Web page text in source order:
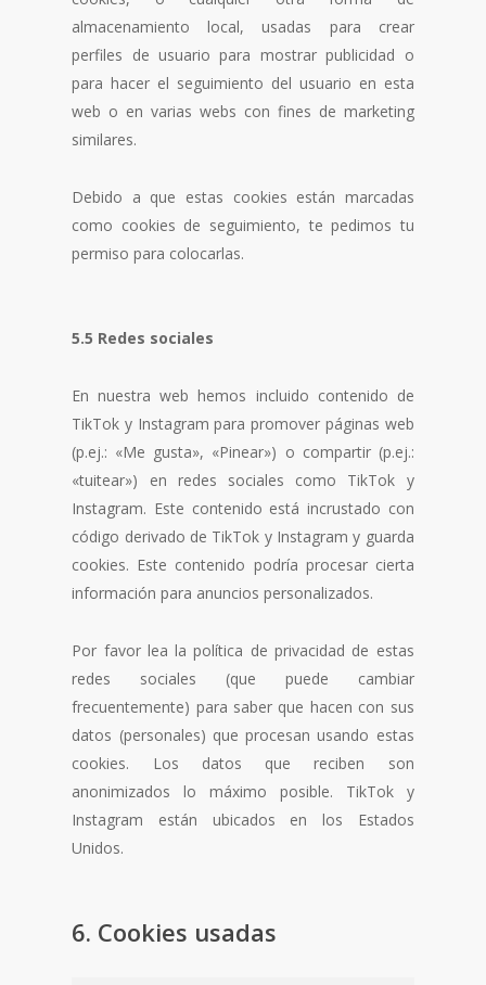
almacenamiento local, usadas para crear
perfiles de usuario para mostrar publicidad o
para hacer el seguimiento del usuario en esta
web o en varias webs con fines de marketing
similares.
Debido a que estas cookies están marcadas
como cookies de seguimiento, te pedimos tu
permiso para colocarlas.
5.5 Redes sociales
En nuestra web hemos incluido contenido de
TikTok y Instagram para promover páginas web
(p.ej.: «Me gusta», «Pinear») o compartir (p.ej.:
«tuitear») en redes sociales como TikTok y
Instagram. Este contenido está incrustado con
código derivado de TikTok y Instagram y guarda
cookies. Este contenido podría procesar cierta
información para anuncios personalizados.
Por favor lea la política de privacidad de estas
redes sociales (que puede cambiar
frecuentemente) para saber que hacen con sus
datos (personales) que procesan usando estas
cookies. Los datos que reciben son
anonimizados lo máximo posible. TikTok y
Instagram están ubicados en los Estados
Unidos.
6. Cookies usadas